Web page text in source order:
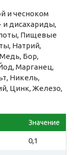
и чесноком
дисахариды,
Пищевые
Натрий,
Бор,
Марганец,
Никель,
Цинк, Железо,
Значение
0,1